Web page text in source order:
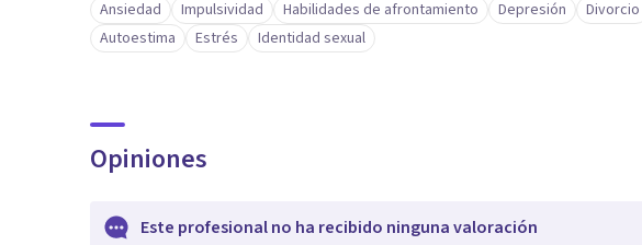
Ansiedad Impulsividad Habilidades de afrontamiento Depresión Divorcio
Autoestima
Estrés Identidad sexual
Opiniones
Este profesional no ha recibido ninguna valoración